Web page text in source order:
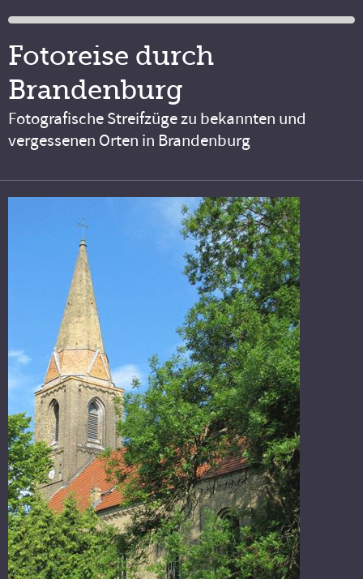
Fotoreise durch
Brandenburg
Fotografische Streifzüge zu bekannten und
vergessenen Orten in Brandenburg